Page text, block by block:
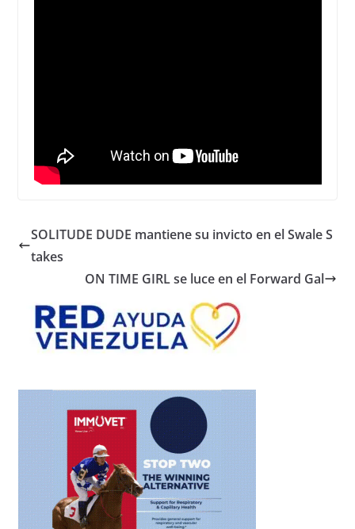
SOLITUDE DUDE mantiene su invicto en el Swale S
takes
ON TIME GIRL se luce en el Forward Gal